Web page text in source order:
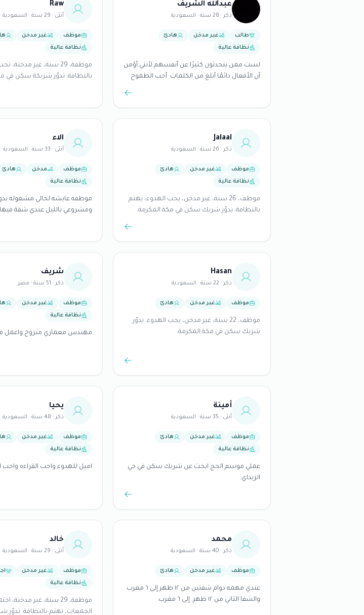
عبدالله الشريف
ذكر · 28 سنة · السعودية
طالب غير مدخن
هادئ
نظافة عالية
لست ممن يتحدثون كثيرًا عن أنفسهم لأنني أؤمن
أن الأفعال دائمًا أبلغ من الكلمات. أحب الطموح
راحة البال أكثر من أي شيء وأفضل الأشخاص
الحقيقيين الذين يحملون نوايا طيبة وقلوبًا صادقة.
بكل لحظة تضيف لي خبرة أو ذكرى جميلة. الحياة
بالنسبة لي رحلة تعلم وتطوير مستمر وأسعى
أينما كنت.
Raw
أنثى · 29 سنة · السعودية
موظف غير مدخن
نظافة عالية
موظفة، 29 سنة، غير
بالنظافة. تدوّر شريكة سكن في
Jalaal
ذكر · 26 سنة · السعودية
موظف غير مدخن
هادئ
نظافة عالية
موظف، 26 سنة، غير مدخن، يحب الهدوء، يهتم
بالنظافة. يدوّر شريك سكن في مكة المكرمة.
الاء
أنثى · 33 سنة · السعودية
موظف مدخن
هادئ
نظافة عالية
موظفه عايشه لحالي مشغوله
ومشروعي بالليل عندي شقة
Hasan
ذكر · 22 سنة · السعودية
موظف غير مدخن هادئ
موظف، 22 سنة، غير مدخن، يحب الهدوء. يدوّر
شريك سكن في مكة المكرمة.
شريف
ذكر · 51 سنة · مصر
موظف غير مدخن
نظافة عالية
مهندس معماري متزوج واعمل
أمينة
أنثى · 35 سنة · السعودية
موظف غير مدخن
هادئ
نظافة عالية
عملي موسم الحج ابحث عن شريك سكن في حي
الزيداي.
يحيا
ذكر · 48 سنة · السعودية
موظف غير مدخن
نظافة عالية
اميل للهدوء واحب القراءه واحب
محمد
ذكر · 40 سنة · السعودية
موظف غير مدخن هادئ
عندي مهمه دوام شفتين من ١٢ ظهر إلى ٦ مغرب
والشفا الثاني من ١٢ ظهر. إلى ٦ مغرب
خالد
أنثى · 29 سنة · السعودية
موظف غير مدخن
نظافة عالية
موظفة، 29 سنة، غير
الجمعات، تهتم بالنظافة.